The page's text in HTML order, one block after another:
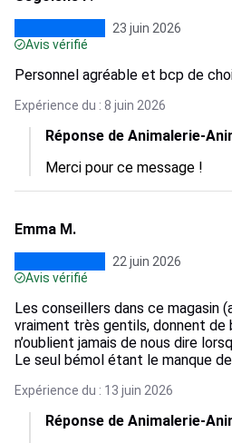
23 juin 2026
Avis vérifié
Personnel agréable et bcp de
Expérience du : 8 juin 2026
Réponse de Animalerie-
Merci pour ce message !
Emma M.
22 juin 2026
Avis vérifié
Les conseillers dans ce magasin
vraiment très gentils, donnent de
n’oublient jamais de nous dire
Le seul bémol étant le manque
Expérience du : 13 juin 2026
Réponse de Animalerie-